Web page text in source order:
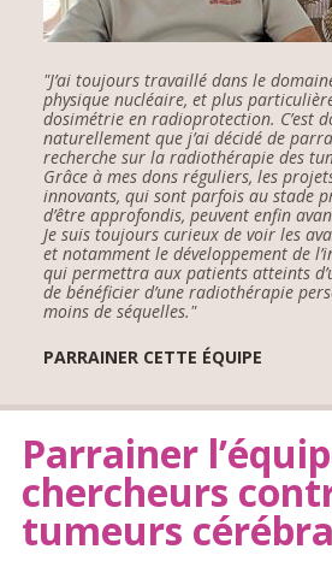
"J’ai toujours travaillé dans le
physique nucléaire, et plus
dosimétrie en radioprotection. C’est
naturellement que j’ai décidé de
recherche sur la radiothérapie des
Grâce à mes dons réguliers, les
innovants, qui sont parfois au stade
d’être approfondis, peuvent enfin
Je suis toujours curieux de voir les
et notamment le développement de
qui permettra aux patients atteints
de bénéficier d’une radiothérapie
moins de séquelles."
PARRAINER CETTE ÉQUIPE
Parrainer
chercheurs
tumeurs